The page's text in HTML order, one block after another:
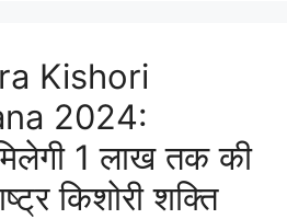
Kishori
2024:
1 लाख तक की
किशोरी शक्ति